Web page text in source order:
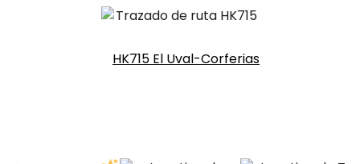
HK715 El Uval-Corferias